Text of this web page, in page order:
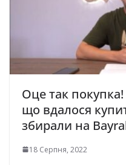
Оце так
що вдалося
збирали на
18 Серпня, 2022